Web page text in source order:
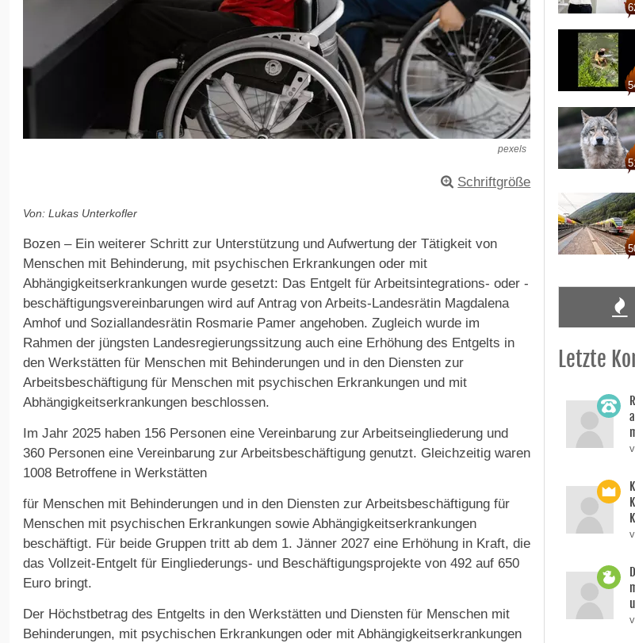
pexels
Schriftgröße
Von: Lukas Unterkofler
Bozen – Ein weiterer Schritt zur Unterstützung und Aufwertung der Tätigkeit von
Menschen mit Behinderung, mit psychischen Erkrankungen oder mit
Abhängigkeitserkrankungen wurde gesetzt: Das Entgelt für Arbeitsintegrations- oder -
beschäftigungsvereinbarungen wird auf Antrag von Arbeits-Landesrätin Magdalena
Amhof und Soziallandesrätin Rosmarie Pamer angehoben. Zugleich wurde im
Rahmen der jüngsten Landesregierungssitzung auch eine Erhöhung des Entgelts in
den Werkstätten für Menschen mit Behinderungen und in den Diensten zur
Arbeitsbeschäftigung für Menschen mit psychischen Erkrankungen und mit
Abhängigkeitserkrankungen beschlossen.
Im Jahr 2025 haben 156 Personen eine Vereinbarung zur Arbeitseingliederung und
360 Personen eine Vereinbarung zur Arbeitsbeschäftigung genutzt. Gleichzeitig waren
1008 Betroffene in Werkstätten
für Menschen mit Behinderungen und in den Diensten zur Arbeitsbeschäftigung für
Menschen mit psychischen Erkrankungen sowie Abhängigkeitserkrankungen
beschäftigt. Für beide Gruppen tritt ab dem 1. Jänner 2027 eine Erhöhung in Kraft, die
das Vollzeit-Entgelt für Eingliederungs- und Beschäftigungsprojekte von 492 auf 650
Euro bringt.
Der Höchstbetrag des Entgelts in den Werkstätten und Diensten für Menschen mit
Behinderungen, mit psychischen Erkrankungen oder mit Abhängigkeitserkrankungen
Letzte